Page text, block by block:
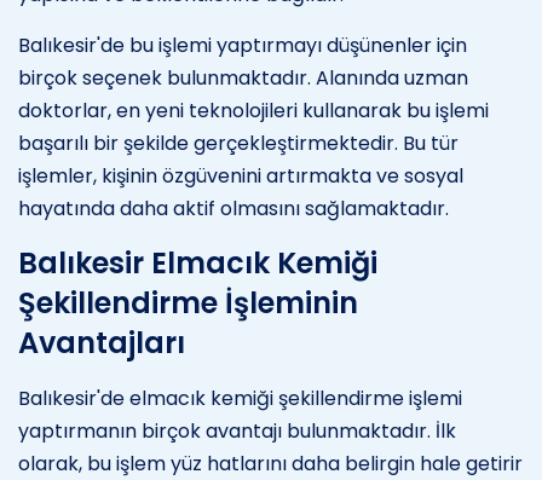
Balıkesir'de bu işlemi yaptırmayı düşünenler için
birçok seçenek bulunmaktadır. Alanında uzman
doktorlar, en yeni teknolojileri kullanarak bu işlemi
başarılı bir şekilde gerçekleştirmektedir. Bu tür
işlemler, kişinin özgüvenini artırmakta ve sosyal
hayatında daha aktif olmasını sağlamaktadır.
Balıkesir Elmacık Kemiği
Şekillendirme İşleminin
Avantajları
Balıkesir'de elmacık kemiği şekillendirme işlemi
yaptırmanın birçok avantajı bulunmaktadır. İlk
olarak, bu işlem yüz hatlarını daha belirgin hale getirir